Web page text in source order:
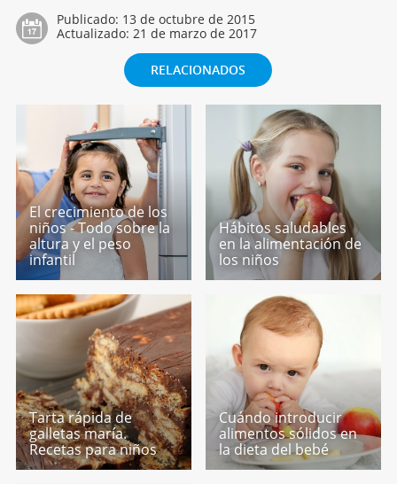
Publicado: 13 de octubre de 2015
Actualizado: 21 de marzo de 2017
RELACIONADOS
El crecimiento de los
niños - Todo sobre la
altura y el peso
infantil
Hábitos saludables
en la alimentación de
los niños
Tarta rápida de
galletas maría.
Recetas para niños
Cuándo introducir
alimentos sólidos en
la dieta del bebé